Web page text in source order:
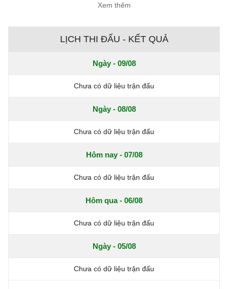
Xem thêm
LỊCH THI ĐẤU - KẾT QUẢ
Ngày - 09/08
Chưa có dữ liệu trận đấu
Ngày - 08/08
Chưa có dữ liệu trận đấu
Hôm nay - 07/08
Chưa có dữ liệu trận đấu
Hôm qua - 06/08
Chưa có dữ liệu trận đấu
Ngày - 05/08
Chưa có dữ liệu trận đấu